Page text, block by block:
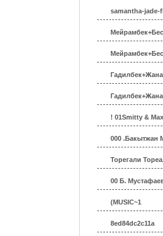
samantha-jade-
! 01Smitty &
000 .Бакытжан
Торегали
00 Б.
(MUSIC~1
8ed84dc2c11a